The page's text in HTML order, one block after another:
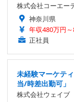
株式会社コーエー
神奈川県
年収480万円
正社員
未経験マーケテ
当/時差出勤可」
株式会社ウェイブ